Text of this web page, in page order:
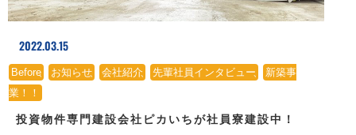
2022.03.15
Before、 お知らせ、 会社紹介、 先輩社員インタビュー、
新築事
業！！
投資物件専門建設会社ピカいちが社員寮建設中！